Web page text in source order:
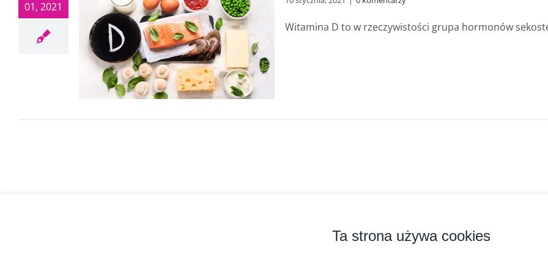
01, 2021
Witamina D to w rzeczywistości grupa hormonów
Ta strona używa cookies